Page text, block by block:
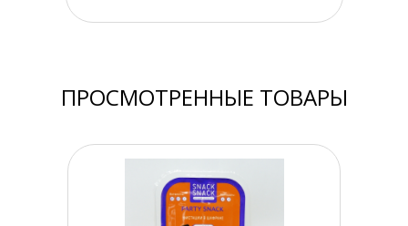
ПРОСМОТРЕННЫЕ ТОВАРЫ